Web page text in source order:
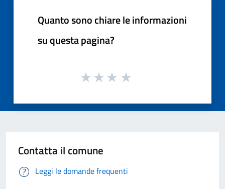
Quanto sono chiare le informazioni
su questa pagina?
Contatta il comune
Leggi le domande frequenti